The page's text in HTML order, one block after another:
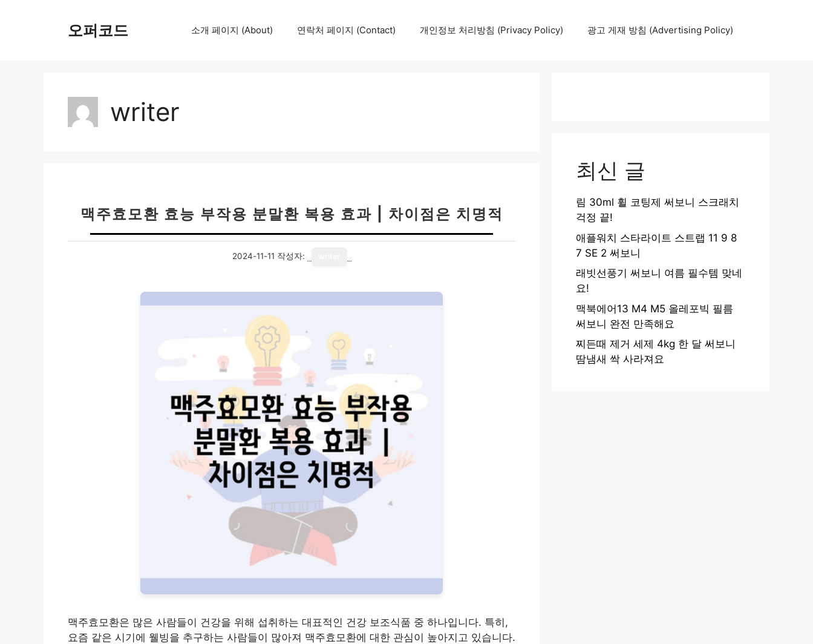
오퍼코드 소개 페이지 (About) 연락처 페이지 (Contact) 개인정보 처리방침 (Privacy Policy) 광고 게재 방침 (Advertising Policy)
writer
맥주효모환 효능 부작용 분말환 복용 효과 | 차이점은 치명적
2024-11-11 작성자:
맥주효모환은 많은 사람들이 건강을 위해 섭취하는 대표적인 건강 보조식품 중 하나입니다. 특히,
요즘 같은 시기에 웰빙을 추구하는 사람들이 많아져 맥주효모환에 대한 관심이 높아지고 있습니다.
최신 글
림 30ml 휠 코팅제 써보니 스크래치
걱정 끝!
애플워치 스타라이트 스트랩 11 9 8
7 SE 2 써보니
래빗선풍기 써보니 여름 필수템 맞네
요!
맥북에어13 M4 M5 올레포빅 필름
써보니 완전 만족해요
찌든때 제거 세제 4kg 한 달 써보니
땀냄새 싹 사라져요